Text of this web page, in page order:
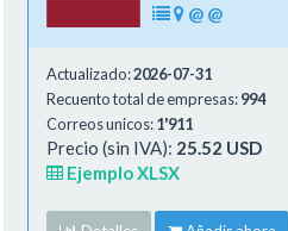
@ @
Actualizado:2026-07-31
Recuento total de empresas:994
Correos unicos:1'911
Precio (sin IVA): 25.52 USD
Ejemplo XLSX